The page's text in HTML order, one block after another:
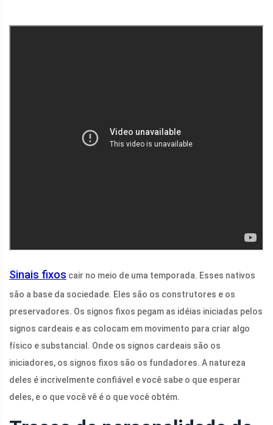
Sinais fixos cair no meio de uma temporada. Esses nativos
são a base da sociedade. Eles são os construtores e os
preservadores. Os signos fixos pegam as idéias iniciadas pelos
signos cardeais e as colocam em movimento para criar algo
físico e substancial. Onde os signos cardeais são os
iniciadores, os signos fixos são os fundadores. A natureza
deles é incrivelmente confiável e você sabe o que esperar
deles, e o que você vê é o que você obtém.